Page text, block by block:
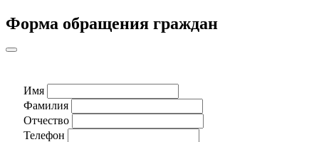
Форма обращения граждан
Имя
Фамилия
Отчество
Телефон